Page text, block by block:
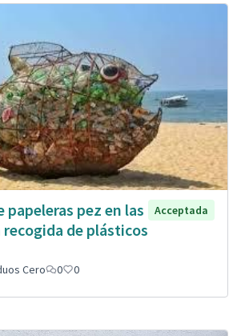
papeleras pez en las
recogida de plásticos
Acceptada
Cero 0 0